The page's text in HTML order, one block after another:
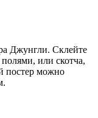
Джунгли. Склейте
или скотча,
постер можно